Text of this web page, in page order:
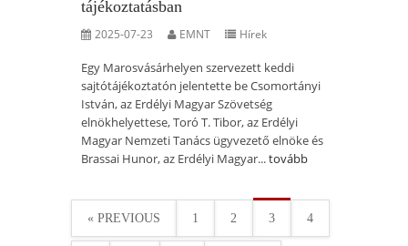
tájékoztatásban
2025-07-23 EMNT Hírek
Egy Marosvásárhelyen szervezett keddi
sajtótájékoztatón jelentette be Csomortányi
István, az Erdélyi Magyar Szövetség
elnökhelyettese, Toró T. Tibor, az Erdélyi
Magyar Nemzeti Tanács ügyvezető elnöke és
Brassai Hunor, az Erdélyi Magyar...tovább
« PREVIOUS 1 2 3 4